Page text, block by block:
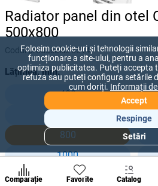
Radiator panel din otel
500x800
Codul produsului:6514
Lățimea, mm:
400
800
1000
1200
Comparație Favorite Catalog
Folosim cookie-uri și tehnologii
funcționare a site-ului, pentru a
optimiza publicitatea. Puteți accepta
refuza sau puteți configura setările
cum doriți. Informații
Accept
Respinge
Setări